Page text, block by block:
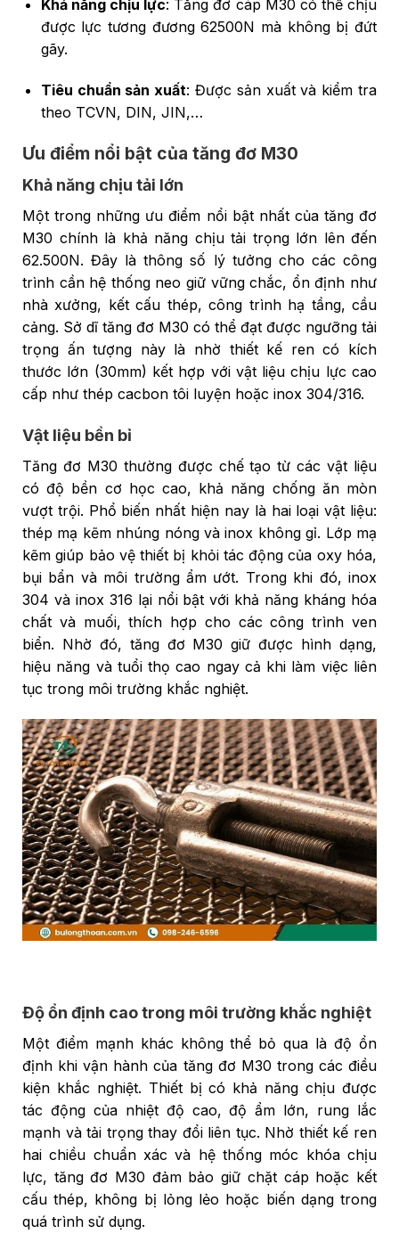
Khả năng chịu lực: Tăng đơ cáp M30 có thể chịu
được lực tương đương 62500N mà không bị đứt
gãy.
Tiêu chuẩn sản xuất: Được sản xuất và kiểm tra
theo TCVN, DIN, JIN,…
Ưu điểm nổi bật của tăng đơ M30
Khả năng chịu tải lớn
Một trong những ưu điểm nổi bật nhất của tăng đơ
M30 chính là khả năng chịu tải trọng lớn lên đến
62.500N. Đây là thông số lý tưởng cho các công
trình cần hệ thống neo giữ vững chắc, ổn định như
nhà xưởng, kết cấu thép, công trình hạ tầng, cầu
cảng. Sở dĩ tăng đơ M30 có thể đạt được ngưỡng tải
trọng ấn tượng này là nhờ thiết kế ren có kích
thước lớn (30mm) kết hợp với vật liệu chịu lực cao
cấp như thép cacbon tôi luyện hoặc inox 304/316.
Vật liệu bền bỉ
Tăng đơ M30 thường được chế tạo từ các vật liệu
có độ bền cơ học cao, khả năng chống ăn mòn
vượt trội. Phổ biến nhất hiện nay là hai loại vật liệu:
thép mạ kẽm nhúng nóng và inox không gỉ. Lớp mạ
kẽm giúp bảo vệ thiết bị khỏi tác động của oxy hóa,
bụi bẩn và môi trường ẩm ướt. Trong khi đó, inox
304 và inox 316 lại nổi bật với khả năng kháng hóa
chất và muối, thích hợp cho các công trình ven
biển. Nhờ đó, tăng đơ M30 giữ được hình dạng,
hiệu năng và tuổi thọ cao ngay cả khi làm việc liên
tục trong môi trường khắc nghiệt.
Độ ổn định cao trong môi trường khắc nghiệt
Một điểm mạnh khác không thể bỏ qua là độ ổn
định khi vận hành của tăng đơ M30 trong các điều
kiện khắc nghiệt. Thiết bị có khả năng chịu được
tác động của nhiệt độ cao, độ ẩm lớn, rung lắc
mạnh và tải trọng thay đổi liên tục. Nhờ thiết kế ren
hai chiều chuẩn xác và hệ thống móc khóa chịu
lực, tăng đơ M30 đảm bảo giữ chặt cáp hoặc kết
cấu thép, không bị lỏng lẻo hoặc biến dạng trong
quá trình sử dụng.